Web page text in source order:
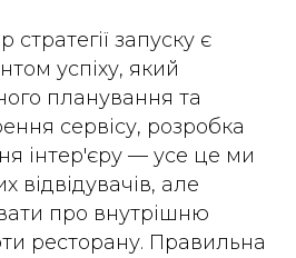
запуску є
успіху, який
планування та
сервісу, розробка
інтер'єру — усе це ми
але
про внутрішню
ресторану. Правильна